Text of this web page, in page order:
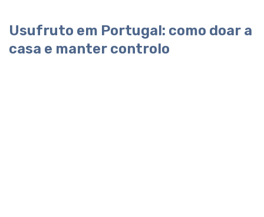
Usufruto em Portugal: como doar a
casa e manter controlo